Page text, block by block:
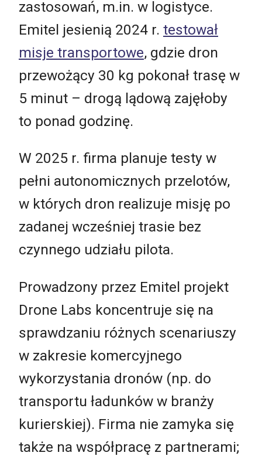
zastosowań, m.in. w logistyce.
Emitel jesienią 2024 r. testował
misje transportowe, gdzie dron
przewożący 30 kg pokonał trasę w
5 minut – drogą lądową zajęłoby
to ponad godzinę.
W 2025 r. firma planuje testy w
pełni autonomicznych przelotów,
w których dron realizuje misję po
zadanej wcześniej trasie bez
czynnego udziału pilota.
Prowadzony przez Emitel projekt
Drone Labs koncentruje się na
sprawdzaniu różnych scenariuszy
w zakresie komercyjnego
wykorzystania dronów (np. do
transportu ładunków w branży
kurierskiej). Firma nie zamyka się
także na współpracę z partnerami;